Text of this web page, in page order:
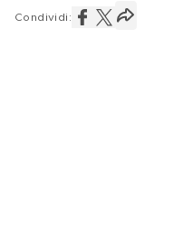
Condividi: